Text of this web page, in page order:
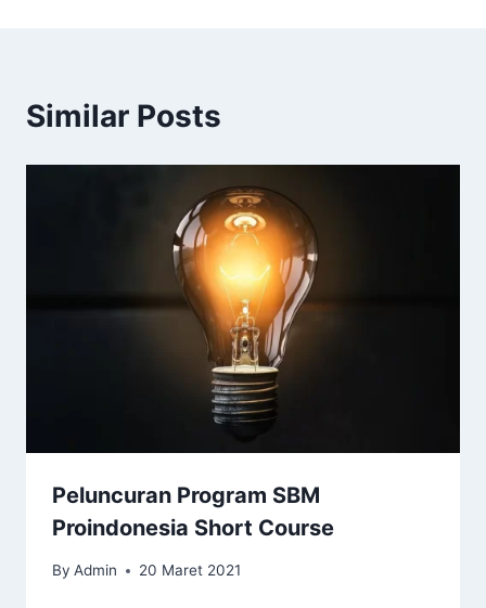
Similar Posts
Peluncuran Program SBM
Proindonesia Short Course
By Admin 20 Maret 2021